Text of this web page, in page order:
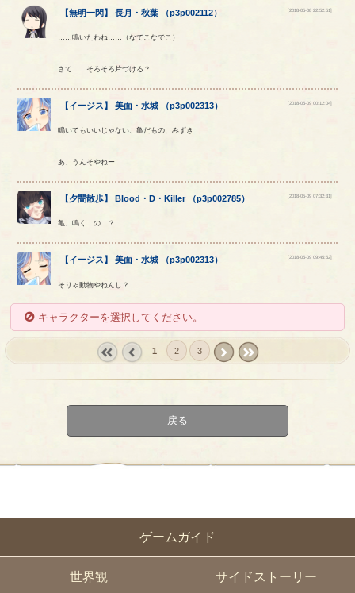
ゲームガイド
世界観 サイドストーリー
【無明一閃】長月 ・秋葉 （p3p002112） [2018-05-08 22:52:51]
……鳴いたわね……（なでこなでこ）
さて……そろそろ片づける？
【イージス】美面 ・水城 （p3p002313） [2018-05-09 00:12:04]
鳴いてもいいじゃない、亀だもの、みずき
あ、うんそやねー…
【夕闇散歩】 Blood ・ D ・ Killer（p3p002785） [2018-05-09 07:32:31]
亀、鳴く…の…？
【イージス 】美面 ・水城 （p3p002313） [2018-05-09 09:45:52]
そりゃ動物やねんし？
キャラクターを選択してください。
1 2 3
戻る